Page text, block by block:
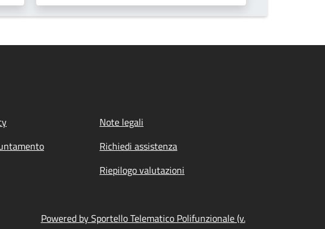
Note legali
Richiedi assistenza
Riepilogo valutazioni
Powered by Sportello Telematico Polifunzionale (v.